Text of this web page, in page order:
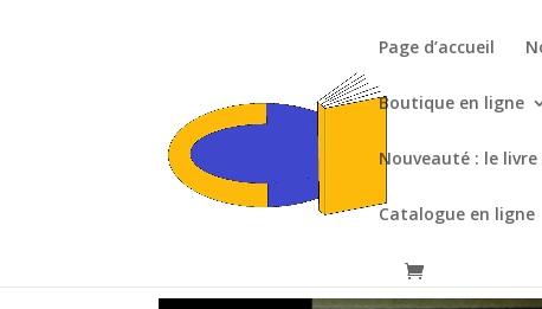
Page d’accueil
Boutique en ligne
Nouveauté : le
Catalogue en ligne